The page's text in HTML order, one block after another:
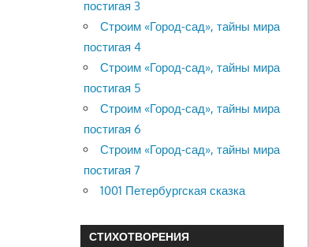
постигая 3
Строим «Город-сад», тайны мира
постигая 4
Строим «Город-сад», тайны мира
постигая 5
Строим «Город-сад», тайны мира
постигая 6
Строим «Город-сад», тайны мира
постигая 7
1001 Петербургская сказка
СТИХОТВОРЕНИЯ